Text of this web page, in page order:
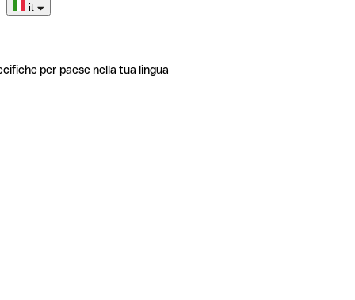
it
per paese nella tua lingua